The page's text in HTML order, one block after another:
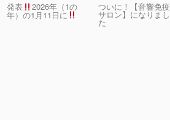
発表 2026年（1の
年）の1月11日に
ついに！【音響免疫
サロン】になりまし
た